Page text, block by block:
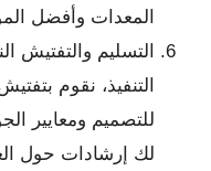
المعدات وأفضل
التسليم والتفتيش
التنفيذ، نقوم
للتصميم ومعايير
لك إرشادات حول